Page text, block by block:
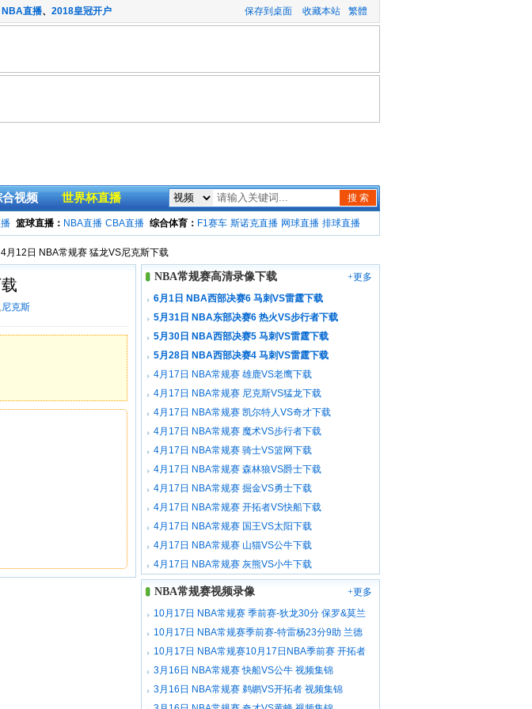
保存到桌面 收藏本站 繁體
NBA直播、 2018皇冠开户
合视频 世界杯直播 搜 索
篮球直播： NBA直播 CBA直播 综合体育： F1赛车 斯诺克直播 网球直播 排球直播
月12日 NBA常规赛 猛龙VS尼克斯下载
尼克斯
NBA常规赛高清录像下载
+更多
6月1日 NBA西部决赛6 马刺VS雷霆下载
5月31日 NBA东部决赛6 热火VS步行者下载
5月30日 NBA西部决赛5 马刺VS雷霆下载
5月28日 NBA西部决赛4 马刺VS雷霆下载
4月17日 NBA常规赛 雄鹿VS老鹰下载
4月17日 NBA常规赛 尼克斯VS猛龙下载
4月17日 NBA常规赛 凯尔特人VS奇才下载
4月17日 NBA常规赛 魔术VS步行者下载
4月17日 NBA常规赛 骑士VS篮网下载
4月17日 NBA常规赛 森林狼VS爵士下载
4月17日 NBA常规赛 掘金VS勇士下载
4月17日 NBA常规赛 开拓者VS快船下载
4月17日 NBA常规赛 国王VS太阳下载
4月17日 NBA常规赛 山猫VS公牛下载
4月17日 NBA常规赛 灰熊VS小牛下载
NBA常规赛视频录像
+更多
10月17日 NBA常规赛 季前赛-狄龙30分 保罗&莫兰
特休战 灰熊力克雷霆 视频集锦
10月17日 NBA常规赛季前赛-特雷杨23分9助 兰德
尔20分8板 老鹰击败尼克斯 视频集锦
10月17日 NBA常规赛10月17日NBA季前赛 开拓者
vs爵士 精彩镜头 视频集锦
3月16日 NBA常规赛 快船VS公牛 视频集锦
3月16日 NBA常规赛 鹈鹕VS开拓者 视频集锦